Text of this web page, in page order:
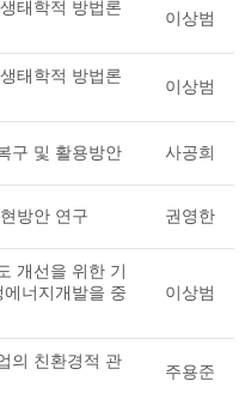
태학적 방법론
이상범
태학적 방법론
이상범
구 및 활용방안 사공희
방안 연구 권영한
개선을 위한 기
너지개발을 중
이상범
의 친환경적 관
주용준